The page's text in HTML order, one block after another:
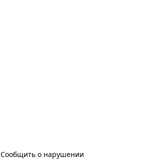
Сообщить о нарушении